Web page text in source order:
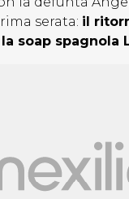
serata: il
soap spagnola